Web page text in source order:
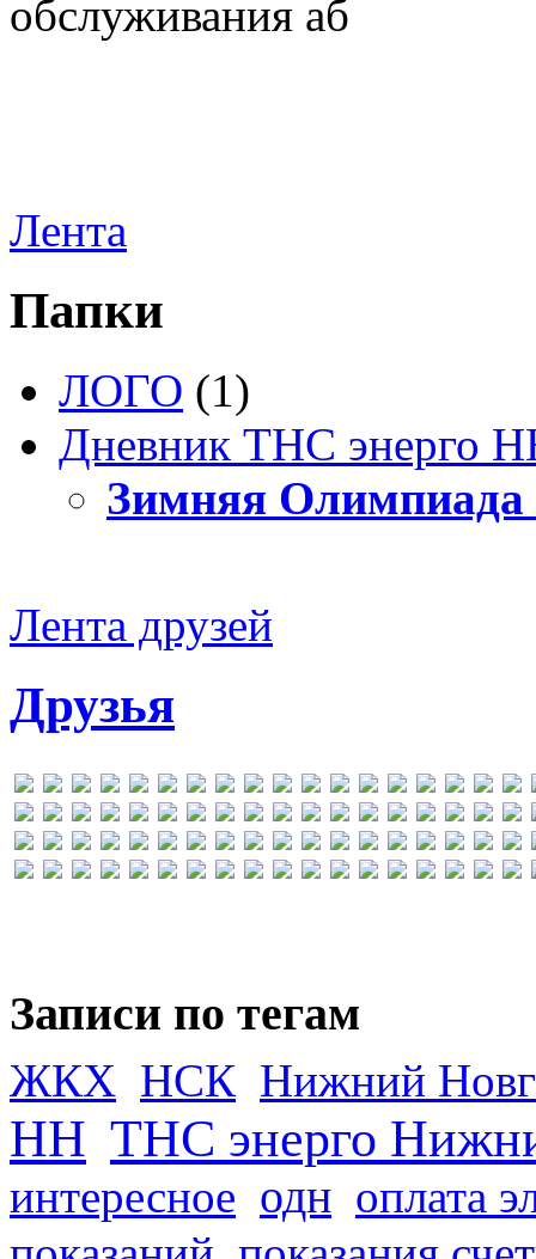
обслуживания аб
Лента
Папки
ЛОГО (1)
Дневник ТНС энерго
Зимняя
Лента друзей
Друзья
Записи по тегам
ЖКХ НСК Нижний
НН ТНС энерго
интересное одн оплата